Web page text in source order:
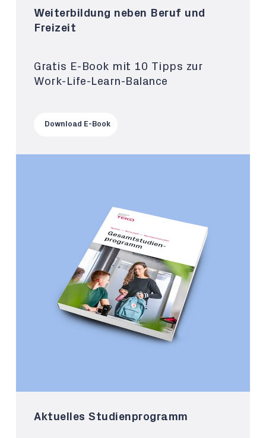
Weiterbildung neben Beruf und
Freizeit
Gratis E-Book mit 10 Tipps zur
Work-Life-Learn-Balance
Download E-Book
Aktuelles Studienprogramm